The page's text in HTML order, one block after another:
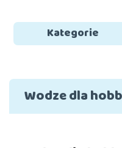
Kategorie
Wodze dla